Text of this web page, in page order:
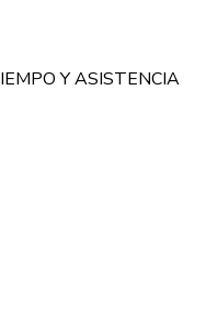
Y ASISTENCIA